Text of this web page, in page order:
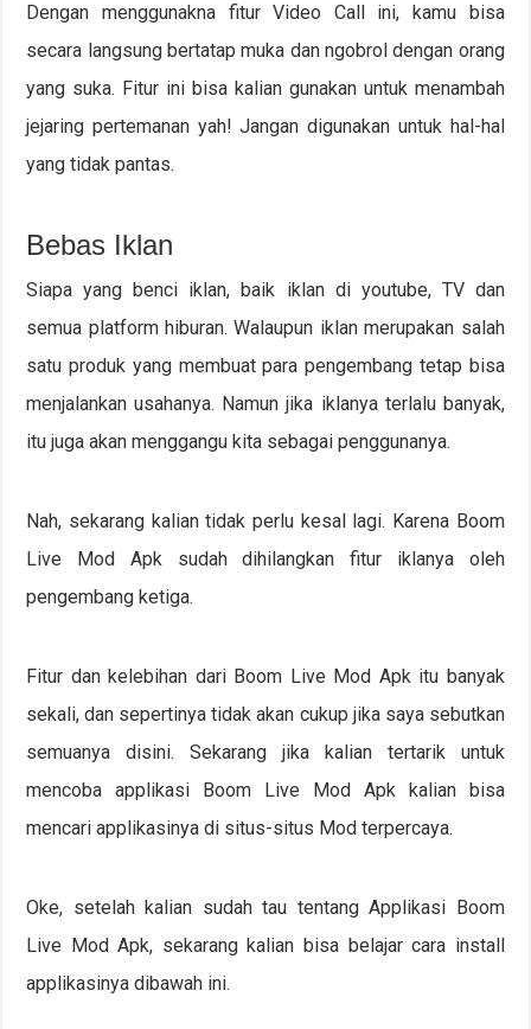
Dengan menggunakna fitur Video Call ini, kamu bisa
secara langsung bertatap muka dan ngobrol dengan orang
yang suka. Fitur ini bisa kalian gunakan untuk menambah
jejaring pertemanan yah! Jangan digunakan untuk hal-hal
yang tidak pantas.
Bebas Iklan
Siapa yang benci iklan, baik iklan di youtube, TV dan
semua platform hiburan. Walaupun iklan merupakan salah
satu produk yang membuat para pengembang tetap bisa
menjalankan usahanya. Namun jika iklanya terlalu banyak,
itu juga akan menggangu kita sebagai penggunanya.
Nah, sekarang kalian tidak perlu kesal lagi. Karena Boom
Live Mod Apk sudah dihilangkan fitur iklanya oleh
pengembang ketiga.
Fitur dan kelebihan dari Boom Live Mod Apk itu banyak
sekali, dan sepertinya tidak akan cukup jika saya sebutkan
semuanya disini. Sekarang jika kalian tertarik untuk
mencoba applikasi Boom Live Mod Apk kalian bisa
mencari applikasinya di situs-situs Mod terpercaya.
Oke, setelah kalian sudah tau tentang Applikasi Boom
Live Mod Apk, sekarang kalian bisa belajar cara install
applikasinya dibawah ini.